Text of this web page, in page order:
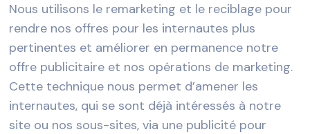
Nous utilisons le remarketing et le reciblage pour
rendre nos offres pour les internautes plus
pertinentes et améliorer en permanence notre
offre publicitaire et nos opérations de marketing.
Cette technique nous permet d’amener les
internautes, qui se sont déjà intéressés à notre
site ou nos sous-sites, via une publicité pour